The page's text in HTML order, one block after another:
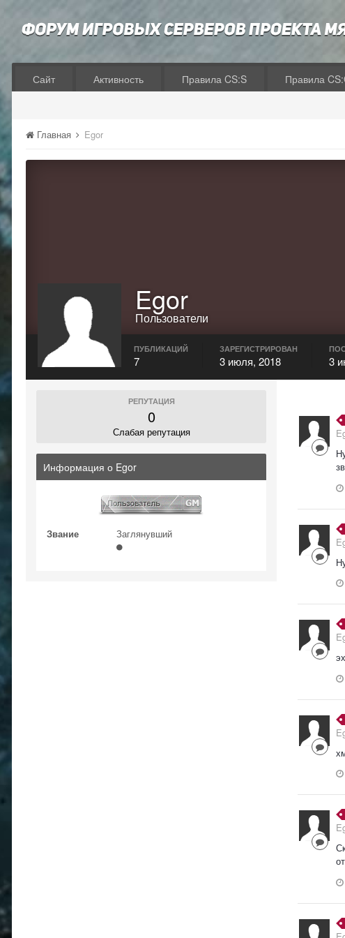
Сайт Активность Правила CS:S Правила
Главная Egor
Egor
Пользователи
ПУБЛИКАЦИЙ
7
ЗАРЕГИСТРИРОВАН
3 июля, 2018 3
РЕПУТАЦИЯ
0
Слабая репутация
Информация о Egor
Звание Заглянувший